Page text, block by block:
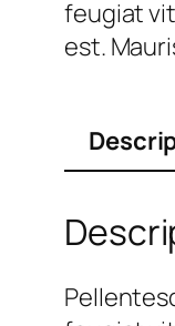
feugiat
est.